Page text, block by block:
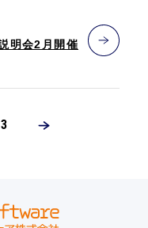
明会2月開催
3